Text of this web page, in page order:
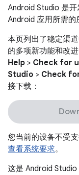
Android Studio 是
Android 应用所需的
本页列出了稳定渠
的多项新功能和改
Help > Check for
Studio > Check
接下载：
您当前的设备不受支
查看系统要求。
这是 Android